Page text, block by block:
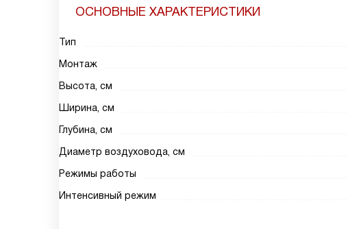
ОСНОВНЫЕ ХАРАКТЕРИСТИКИ
Тип
Монтаж
Высота, см
Ширина, см
Глубина, см
Диаметр воздуховода, см
Режимы работы
Интенсивный режим